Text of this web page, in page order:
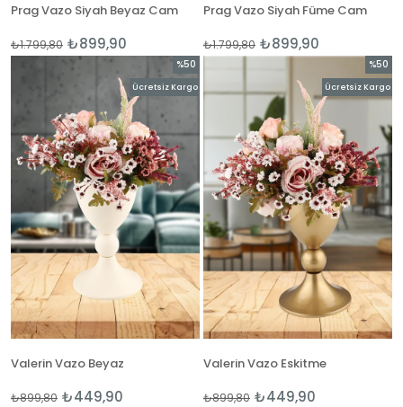
Prag Vazo Siyah Beyaz Cam
₺899,90
₺1.799,80
Prag Vazo Siyah Füme Cam
₺899,90
₺1.799,80
Valerin Vazo Beyaz
₺449,90
₺899,80
%50
İndirim
%50İndirim
Ücretsiz Kargo
Valerin Vazo Eskitme
₺449,90
₺899,80
%50
İndirim
Ücretsiz Kargo